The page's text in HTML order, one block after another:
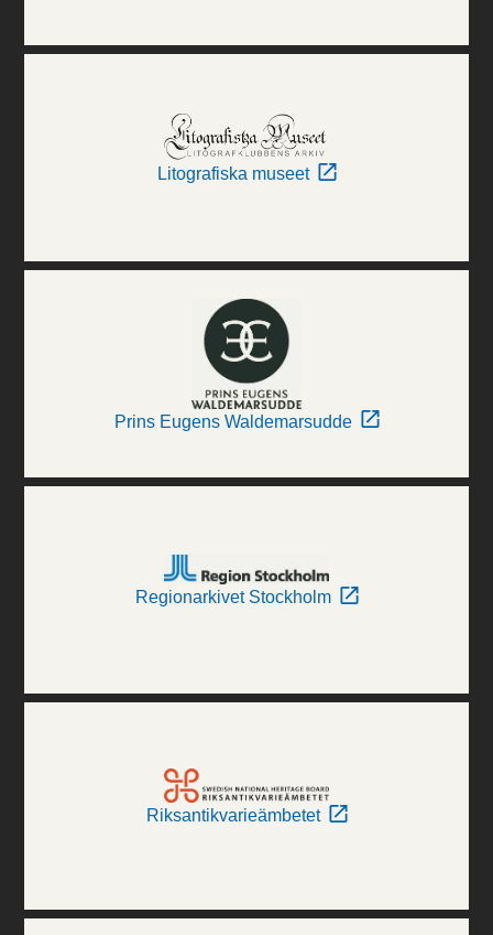
Litografiska museet
Prins Eugens Waldemarsudde
Regionarkivet Stockholm
Riksantikvarieämbetet